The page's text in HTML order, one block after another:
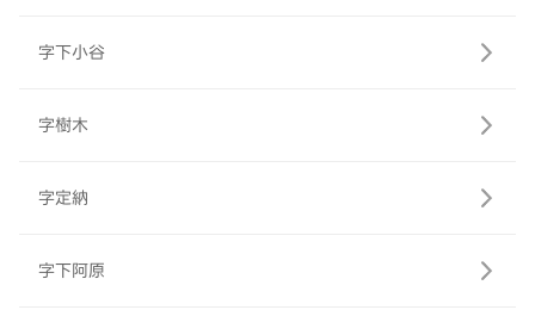
字下小谷
字樹木
字定納
字下阿原